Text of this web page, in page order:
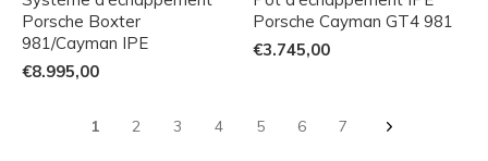
Porsche Boxter
981/Cayman IPE
€8.995,00
Porsche Cayman GT4 981
€3.745,00
1 2 3 4 5 6 7